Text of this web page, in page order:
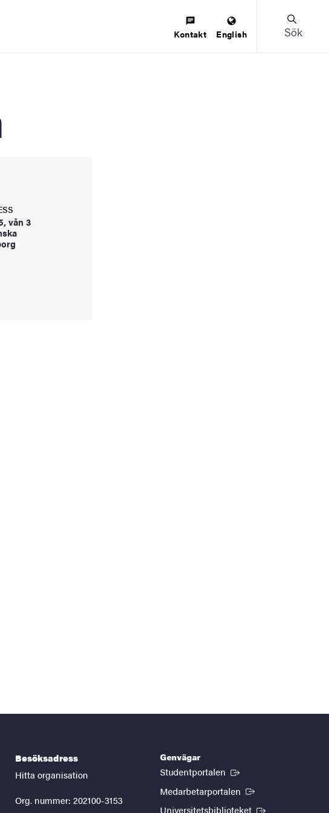
Kontakt English Sök
vån 3
Besöksadress
Hitta organisation
Org. nummer: 202100-3153
Genvägar
Studentportalen (Extern länk)
Medarbetarportalen (Extern länk)
Universitetsbiblioteket (Extern länk)